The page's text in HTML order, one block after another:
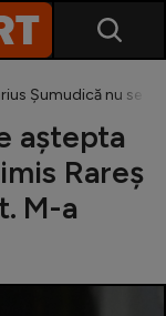
Șumudică nu se
aștepta
Rareș
M-a